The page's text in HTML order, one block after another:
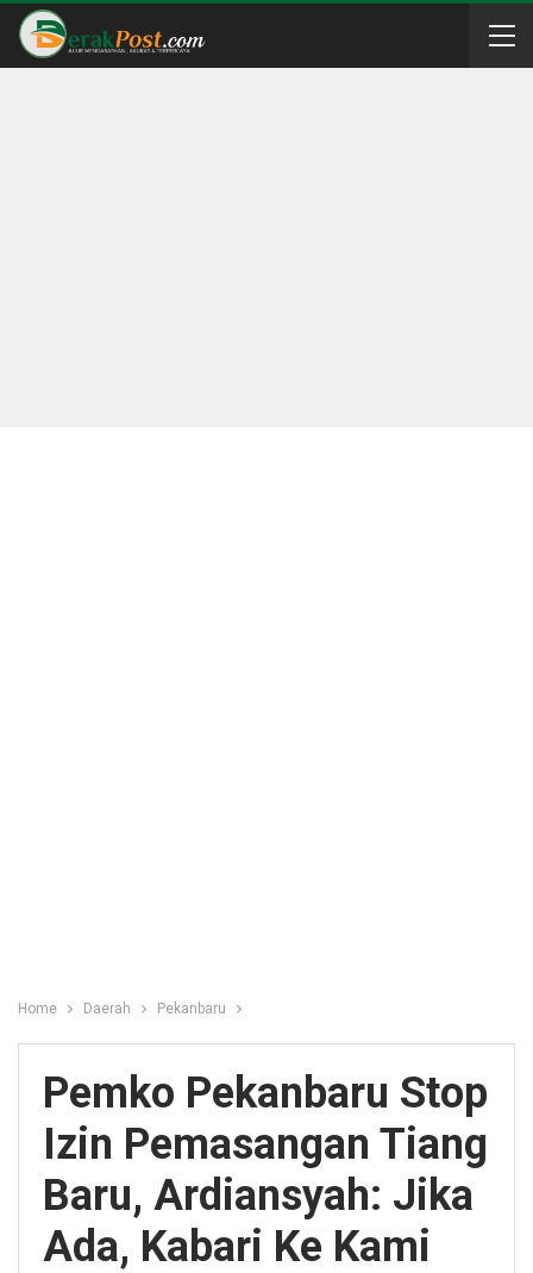
Home Daerah Pekanbaru
Pemko Pekanbaru Stop
Izin Pemasangan Tiang
Baru, Ardiansyah: Jika
Ada, Kabari Ke Kami